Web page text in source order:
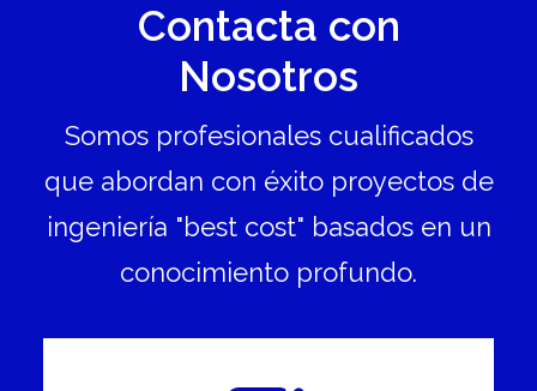
Contacta con
Nosotros
Somos profesionales cualificados
que abordan con éxito proyectos de
ingeniería "best cost" basados en un
conocimiento profundo.